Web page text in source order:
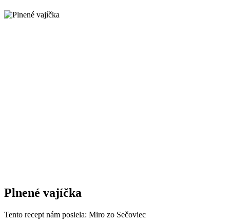
Plnené vajíčka
Tento recept nám posiela: Miro zo Sečoviec